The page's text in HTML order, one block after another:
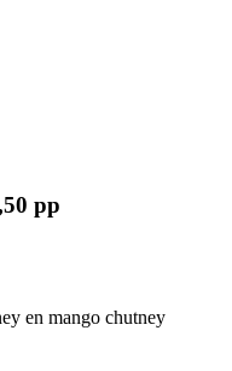
pp
en mango chutney